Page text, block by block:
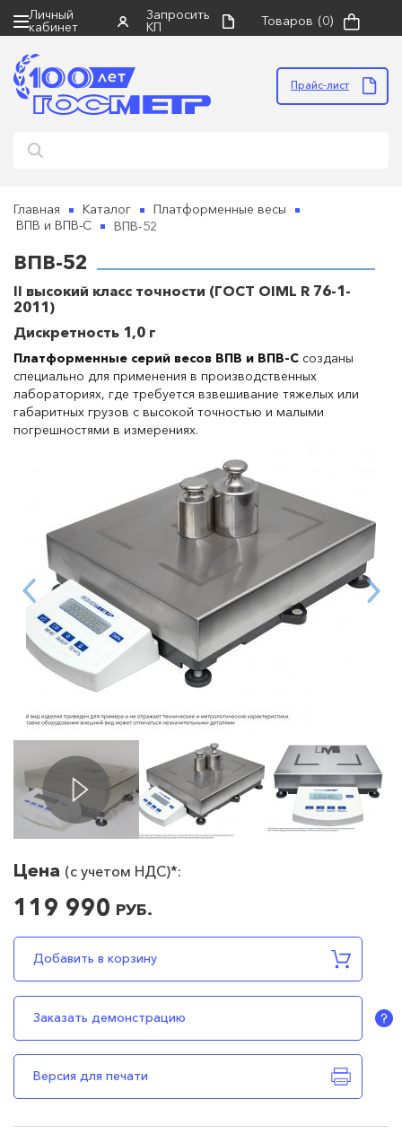
Личный
кабинет
Запросить
КП
Товаров (0)
Прайс-лист
Главная Каталог
Платформенные весы
ВПВ и ВПВ-С
ВПВ-52
ВПВ-52
II высокий класс точности (ГОСТ OIML R 76-1-
2011)
Дискретность 1,0 г
Платформенные серий весов ВПВ и ВПВ-С созданы
специально для применения в производственных
лабораториях, где требуется взвешивание тяжелых или
габаритных грузов с высокой точностью и малыми
погрешностями в измерениях.
Цена (c учетом НДС)*:
119 990 РУБ.
119990
RUB
Добавить в корзину
Заказать демонстрацию
Версия для печати
×
НАЙТИ
в ремонт
×
• оборудование должно быть чистым, в
транспортировки, в полной комплектации с
руководством по эксплуатации
сопроводительное письмо и акт неисправности
(скачать бланк для заполнения можно ниже)
7816517580)
• отправка: ТК "Деловые линии" до терминала
перевозчика в г. Санкт-Петербург (пр. Стачек, д.
45/2)
бланк акта неисправности
отправке оборудования в ремонт)
Запросить коммерческое
предложение
×
Прикрепить файл
Даю согласие на обработку персональных данных в
политикой конфиденциальности
Отправить